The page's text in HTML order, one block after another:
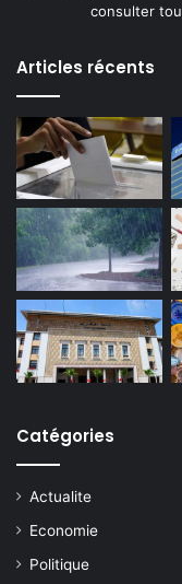
consulter
Articles récents
Catégories
Actualite
Economie
Politique